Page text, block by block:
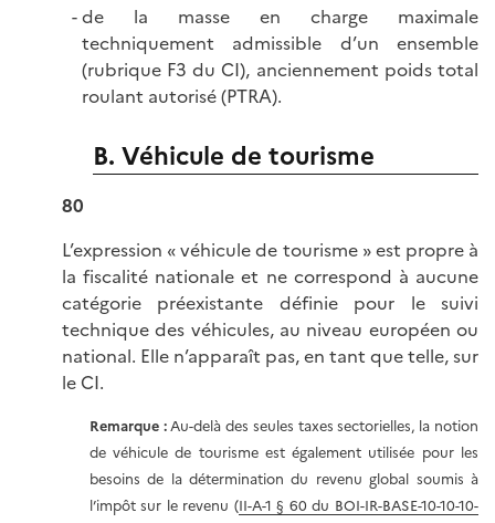
de la masse en charge maximale
techniquement admissible d’un ensemble
(rubrique F3 du CI), anciennement poids total
roulant autorisé (PTRA).
B. Véhicule de tourisme
80
L’expression « véhicule de tourisme » est propre à
la fiscalité nationale et ne correspond à aucune
catégorie préexistante définie pour le suivi
technique des véhicules, au niveau européen ou
national. Elle n’apparaît pas, en tant que telle, sur
le CI.
Remarque :Au-delà des seules taxes sectorielles, la notion
de véhicule de tourisme est également utilisée pour les
besoins de la détermination du revenu global soumis à
l’impôt sur le revenu (II-A-1 § 60 du BOI-IR-BASE-10-10-10-